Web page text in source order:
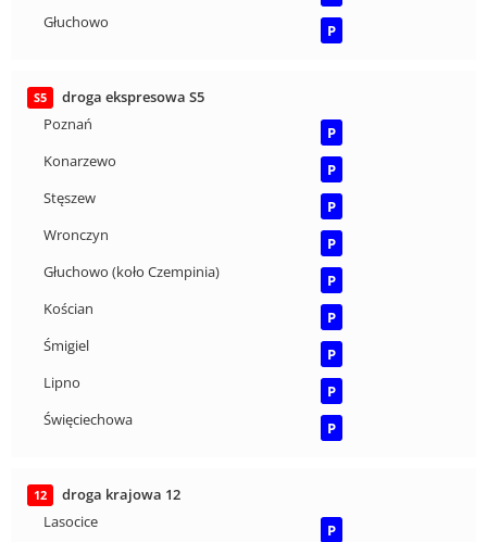
Głuchowo
P
S5
droga ekspresowa S5
Poznań
P
Konarzewo
P
Stęszew
P
Wronczyn
P
Głuchowo (koło Czempinia)
P
Kościan
P
Śmigiel
P
Lipno
P
Święciechowa
P
12
droga krajowa 12
Lasocice
P